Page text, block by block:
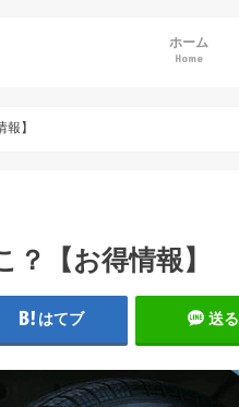
ホーム
Home
】
【お得情報】
はてブ 送る